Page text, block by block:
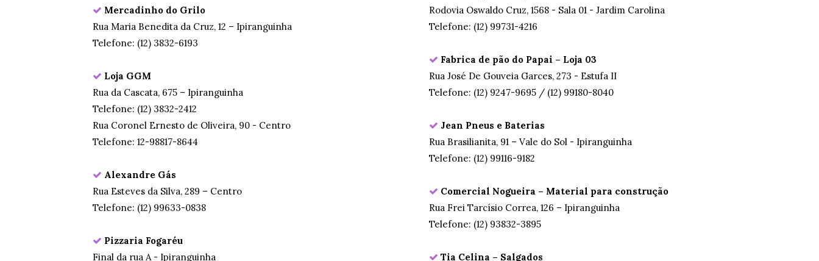
Mercadinho do Grilo
Rua Maria Benedita da Cruz, 12 – Ipiranguinha
Telefone: (12) 3832-6193
Loja GGM
Rua da Cascata, 675 – Ipiranguinha
Telefone: (12) 3832-2412
Rua Coronel Ernesto de Oliveira, 90 - Centro
Telefone: 12-98817-8644
Alexandre Gás
Rua Esteves da Silva, 289 – Centro
Telefone: (12) 99633-0838
Pizzaria Fogaréu
Final da rua A - Ipiranguinha
Rodovia Oswaldo Cruz, 1568 - Sala 01 - Jardim Carolina
Telefone: (12) 99731-4216
Fabrica de pão do Papai – Loja 03
Rua José De Gouveia Garces, 273 - Estufa II
Telefone: (12) 9247-9695 / (12) 99180-8040
Jean Pneus e Baterias
Rua Brasilianita, 91 – Vale do Sol - Ipiranguinha
Telefone: (12) 99116-9182
Comercial Nogueira – Material para construção
Rua Frei Tarcísio Correa, 126 – Ipiranguinha
Telefone: (12) 93832-3895
Tia Celina – Salgados